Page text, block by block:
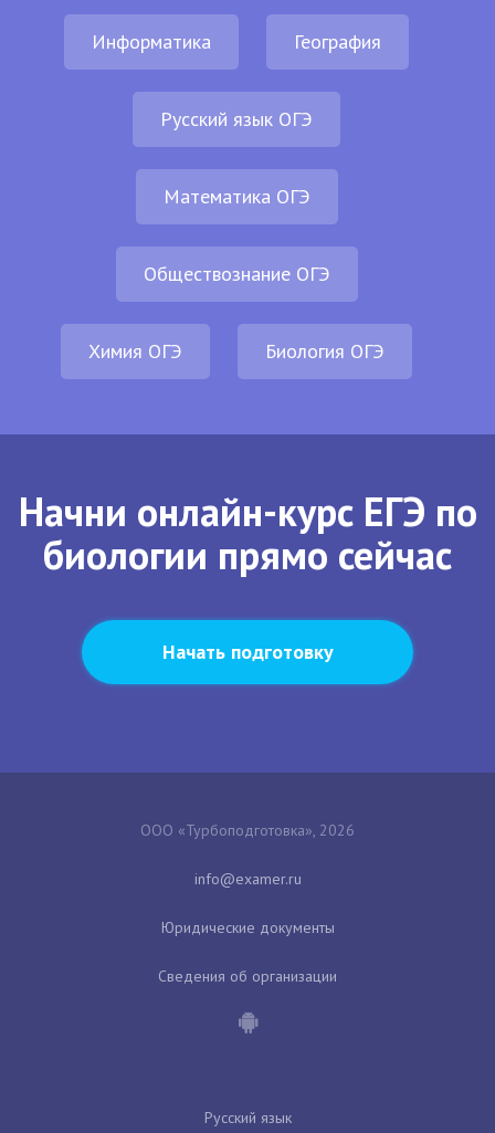
Информатика География
Русский язык ОГЭ
Математика ОГЭ
Обществознание ОГЭ
Химия ОГЭ Биология ОГЭ
Начни онлайн-курс ЕГЭ по
биологии прямо сейчас
Начать подготовку
ООО «Турбоподготовка», 2026
Юридические документы
Сведения об организации
Русский язык